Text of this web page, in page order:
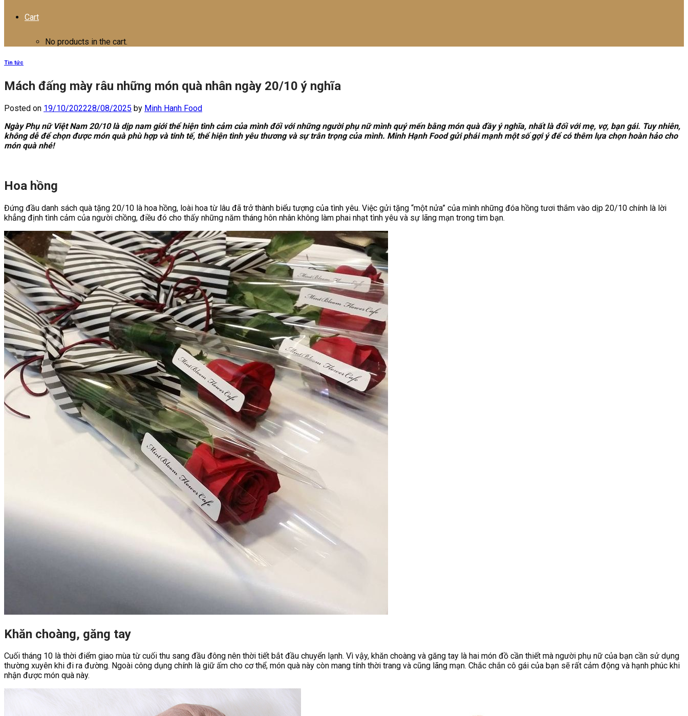
Cart
No products in the cart.
Tin tức
Mách đấng mày râu những món quà nhân ngày 20/10 ý nghĩa
Posted on 19/10/202228/08/2025 by Minh Hanh Food
Ngày Phụ nữ Việt Nam 20/10 là dịp nam giới thể hiện tình cảm của mình đối với những người phụ nữ mình quý mến bằng món quà đầy ý nghĩa, nhất là đối với mẹ, vợ, bạn gái. Tuy nhiên,
không dễ để chọn được món quà phù hợp và tinh tế, thể hiện tình yêu thương và sự trân trọng của mình. Minh Hạnh Food gửi phái mạnh một số gợi ý để có thêm lựa chọn hoàn hảo cho
món quà nhé!
Hoa hồng
Đứng đầu danh sách quà tặng 20/10 là hoa hồng, loài hoa từ lâu đã trở thành biểu tượng của tình yêu. Việc gửi tặng “một nửa” của mình những đóa hồng tươi thắm vào dịp 20/10 chính là lời
khẳng định tình cảm của người chồng, điều đó cho thấy những năm tháng hôn nhân không làm phai nhạt tình yêu và sự lãng mạn trong tim bạn.
Khăn choàng, găng tay
Cuối tháng 10 là thời điểm giao mùa từ cuối thu sang đầu đông nên thời tiết bắt đầu chuyển lạnh. Vì vậy, khăn choàng và găng tay là hai món đồ cần thiết mà người phụ nữ của bạn cần sử dụng
thường xuyên khi đi ra đường. Ngoài công dụng chính là giữ ấm cho cơ thể, món quà này còn mang tính thời trang và cũng lãng mạn. Chắc chắn cô gái của bạn sẽ rất cảm động và hạnh phúc khi
nhận được món quà này.